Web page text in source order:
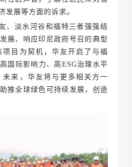
发展等方面的诉求。
、淡水河谷和福特三者强强结
展、响应印尼政府号召的典型
目为契机，华友开启了与福
国际影响力、高ESG治理水平
未来，华友将与更多相关方一
推全球绿色可持续发展，创造